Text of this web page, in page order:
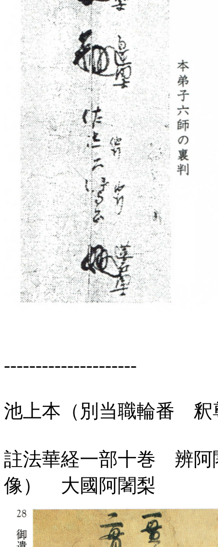
---------------------
池上本（別当職輪
註法華経一部十巻 辨
像） 大國阿闍梨